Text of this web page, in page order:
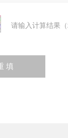
请输入计算结果